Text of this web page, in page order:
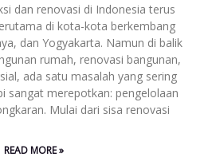
dan renovasi di Indonesia terus
di kota-kota berkembang
dan Yogyakarta. Namun di balik
rumah, renovasi bangunan,
ada satu masalah yang sering
sangat merepotkan: pengelolaan
Mulai dari sisa renovasi
READ MORE »